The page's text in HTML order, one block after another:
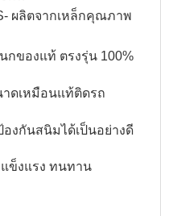
ผลิตจากเหล็กคุณภาพ
ของแท้ ตรงรุ่น 100%
ดเหมือนแท้ติดรถ
งกันสนิมได้เป็นอย่างดี
ข็งแรง ทนทาน